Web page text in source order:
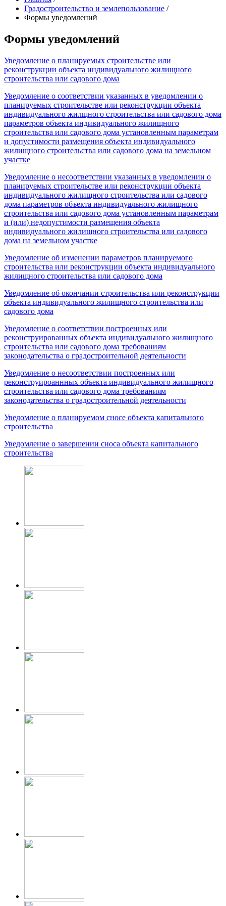
Градостроительство и землепользование /
Формы уведомлений
Формы уведомлений
Уведомление о планируемых строительстве или
реконструкции объекта индивидуального жилищного
строительства или садового дома
Уведомление о соответствии указанных в уведомлении о
планируемых строительстве или реконструкции объекта
индивидуального жилщного строительства или садового дома
параметров объекта индивидуального жилищного
строительства или садового дома установленным параметрам
и допустимости размещения объекта индивидуального
жилищного строительства или садового дома на земельном
участке
Уведомление о несоответствии указанных в уведомлении о
планируемых строительстве или реконструкции объекта
индивидуального жилищного строительства или садового
дома параметров объекта индивидуального жилищного
строительства или садового дома установленным параметрам
и (или) недопустимости размещения объекта
индивидуального жилищного строительства или садового
дома на земельном участке
Уведомление об изменении параметров планируемого
строительства или реконструкции объекта индивидуального
жилищного строительства или садового дома
Уведомление об окончании строительства или реконструкции
объекта индивидуального жилищного строительства или
садового дома
Уведомление о соответствии построенных или
реконструированных объекта индивидуального жилищного
строительства или садового дома требованиям
законодательства о градостроительной деятельности
Уведомление о несоответствии построенных или
реконструироаннных объекта индивидуального жилищного
строительства или садового дома требованиям
законодательства о градостроительной деятельности
Уведомление о планируемом сносе объекта капитального
строительства
Уведомление о завершении сноса объекта капитального
строительства